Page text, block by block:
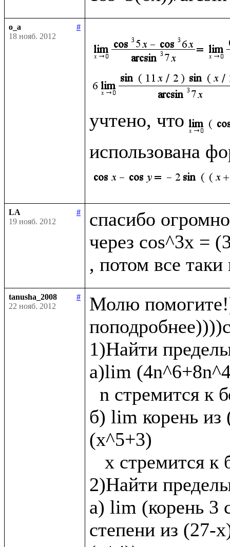
o_a
#
18 нояб. 2012
учтено, что
использована
LA
#
19 нояб. 2012
спасибо
через cos^3x =
tanusha_2008
#
22 нояб. 2012
Молю
1)Найти
а)lim
б) lim корень из
(x^5+3)
2)Найти
а) lim (корень 3
степени из (27-